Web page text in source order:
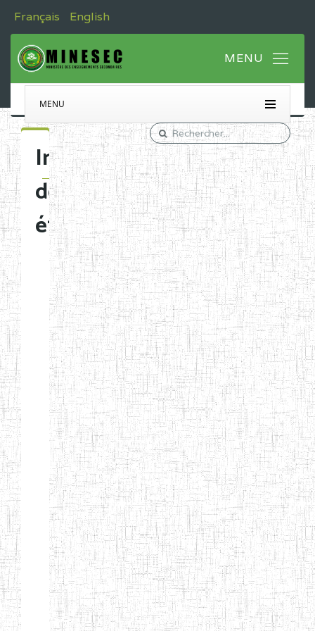
Français English
MENU
Immatriculation
des
établissements
Etablissements
d'enseignement
normal
ENI
Chercher:
Effacer les filtres
Denomination
Type